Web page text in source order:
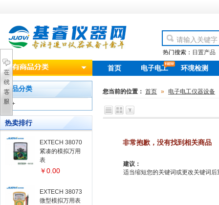
热门搜索： 日置产品
首页 电子电工
new
环境检测
产品分类
+
热卖排行
EXTECH 38070
紧凑的模拟万用
表
￥0.00
EXTECH 38073
微型模拟万用表
您当前的位置： 首页 » 电子电工仪器设备
非常抱歉，没有找到相关商品
建议：
适当缩短您的关键词或更改关键词后